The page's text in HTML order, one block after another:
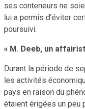
ses conteneurs ne
lui a permis d’éviter
poursuivi.
« M. Deeb, un
Durant la période de
les activités
pays en raison du
étaient érigées un peu